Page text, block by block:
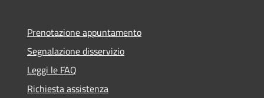
Prenotazione appuntamento
Segnalazione disservizio
Leggi le FAQ
Richiesta assistenza